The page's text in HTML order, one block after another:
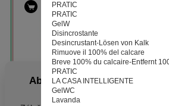
PRATIC
PRATIC
GelW
Disincrostante
Desincrustant-Lösen von Kalk
Rimuove il 100% del calcare
Breve 100% du calcaire-Entfernt
PRATIC
LA CASA INTELLIGENTE
GelWC
Lavanda
Aby web fungoval tak, jak ho